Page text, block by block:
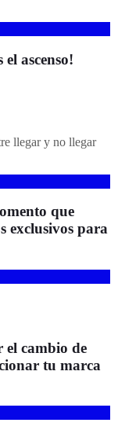
ascenso!
llegar y no llegar
que
exclusivos para
cambio de
tu marca